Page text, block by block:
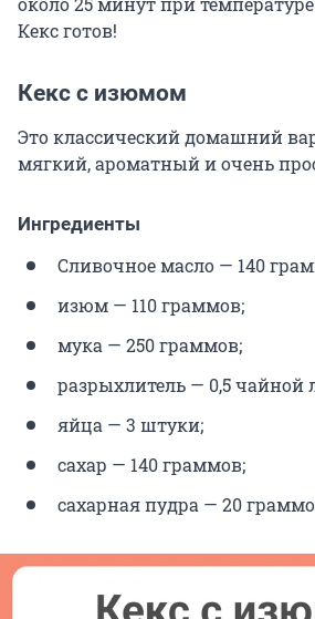
Кекс готов!
Кекс с изюмом
Это классический домашний
мягкий, ароматный и очень
Ингредиенты
Сливочное масло — 140
изюм — 110 граммов;
мука — 250 граммов;
разрыхлитель — 0,5 чайной
яйца — 3 штуки;
сахар — 140 граммов;
сахарная пудра — 20